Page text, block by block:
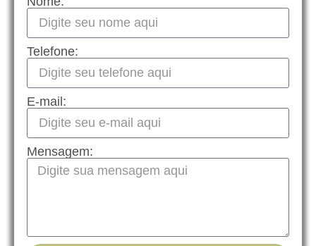
Telefone:
E-mail:
Mensagem: